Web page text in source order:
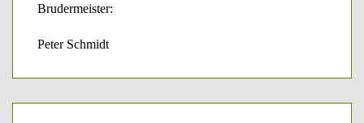
Brudermeister:
Peter Schmidt